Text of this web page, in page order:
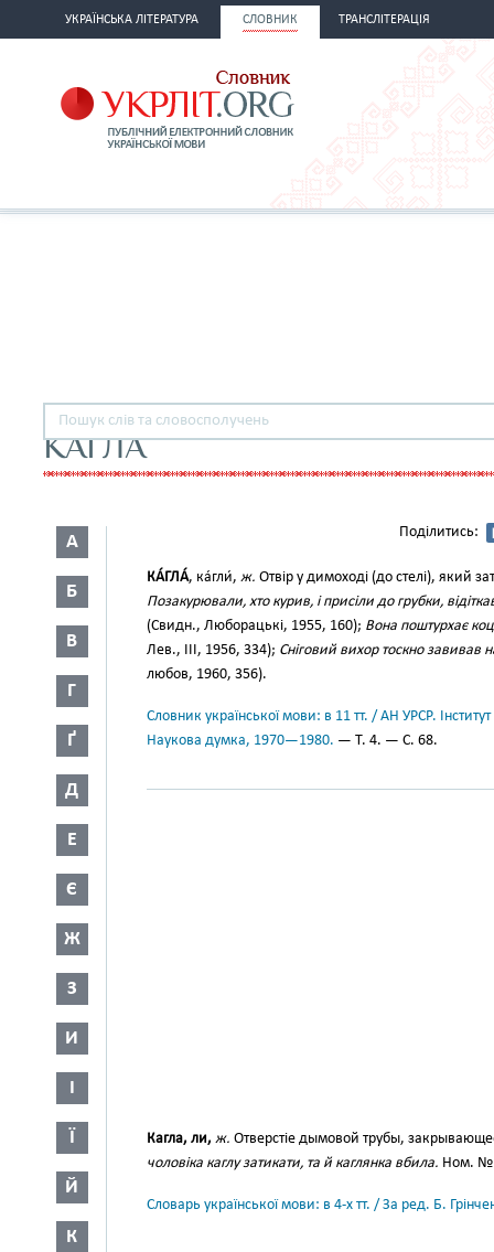
УКРАЇНСЬКА ЛІТЕРАТУРА СЛОВНИК ТРАНСЛІТЕРАЦІЯ
КАГЛА
А
Б
В
Г
Ґ
Д
Е
Є
Ж
З
И
І
Ї
Й
К
Поділитись:
КА́ГЛА́, ка́гли́, ж. Отвір у димоході (до стелі), який
Позакурювали, хто курив, і присіли до грубки,
(Свидн., Люборацькі, 1955, 160); Вона поштурхає
Лев., III, 1956, 334); Сніговий вихор тоскно завивав
любов, 1960, 356).
Словник української мови: в 11 тт. / АН УРСР.
Наукова думка, 1970—1980. — Т. 4. — С. 68.
Кагла, ли, ж. Отверстіе дымовой трубы,
чоловіка каглу затикати, та й каглянка вбила. Ном. №
Словарь української мови: в 4-х тт. / За ред. Б.